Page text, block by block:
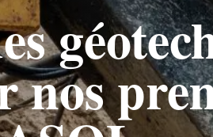
nos